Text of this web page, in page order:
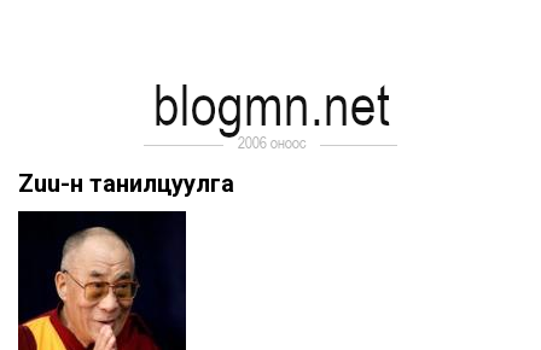
Zuu-н танилцуулга